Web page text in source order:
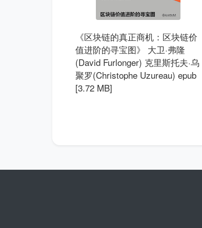
《区块链的真正商机：区块链价
值进阶的寻宝图》 大卫·弗隆
(David Furlonger) 克里斯托夫·乌
聚罗(Christophe Uzureau) epub
[3.72 MB]